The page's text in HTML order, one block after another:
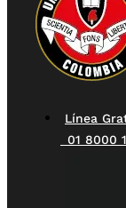
Línea
01 8000